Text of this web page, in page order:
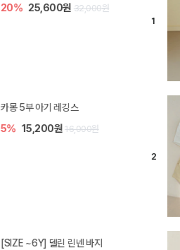
브렌 아기 블라우스 세트
10% 36,900원 41,000원
모나 아기 블라우스 세트